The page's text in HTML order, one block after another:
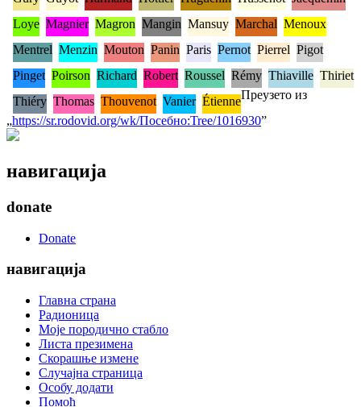
Loye Magnier Magron Mangin Mansuy Marchal Menoux
Mentrel Menzin Mouton Panin Paris Pernot Pierrel Pigot
Pinget Poirson Richard Robert Roussel Rémy Thiaville Thiriet
Thiéry Thomas Thouvenot Vanier ÉtienneПреузето из
„https://sr.rodovid.org/wk/Посебно:Tree/1016930”
навигација
donate
Donate
навигација
Главна страна
Радионица
Моје породично стабло
Листа презимена
Скорашње измене
Случајна страница
Особу додати
Помоћ